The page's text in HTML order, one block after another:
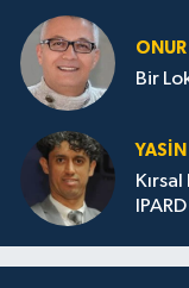
Bir
IPARD